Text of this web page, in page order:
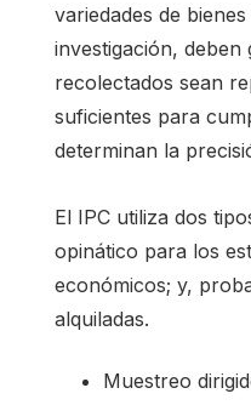
variedades de
investigación,
recolectados sean
suficientes para
determinan la
El IPC utiliza dos
opinático para los
económicos; y,
alquiladas.
Muestreo